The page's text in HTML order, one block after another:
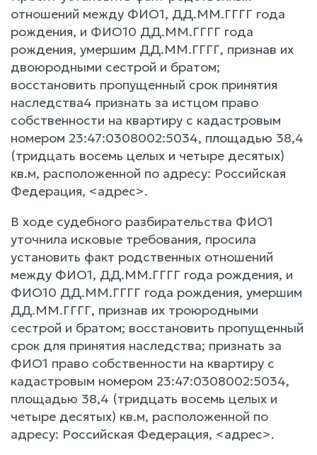
отношений между ФИО1, ДД.ММ.ГГГГ года
рождения, и ФИО10 ДД.ММ.ГГГГ года
рождения, умершим ДД.ММ.ГГГГ, признав их
двоюродными сестрой и братом;
восстановить пропущенный срок принятия
наследства4 признать за истцом право
собственности на квартиру с кадастровым
номером 23:47:0308002:5034, площадью 38,4
(тридцать восемь целых и четыре десятых)
кв.м, расположенной по адресу: Российская
Федерация, <адрес>.
В ходе судебного разбирательства ФИО1
уточнила исковые требования, просила
установить факт родственных отношений
между ФИО1, ДД.ММ.ГГГГ года рождения, и
ФИО10 ДД.ММ.ГГГГ года рождения, умершим
ДД.ММ.ГГГГ, признав их троюродными
сестрой и братом; восстановить пропущенный
срок для принятия наследства; признать за
ФИО1 право собственности на квартиру с
кадастровым номером 23:47:0308002:5034,
площадью 38,4 (тридцать восемь целых и
четыре десятых) кв.м, расположенной по
адресу: Российская Федерация, <адрес>.